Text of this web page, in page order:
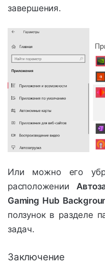
завершения.
Или можно его
расположении
Gaming Hub
ползунок в разделе
задач.
Заключение